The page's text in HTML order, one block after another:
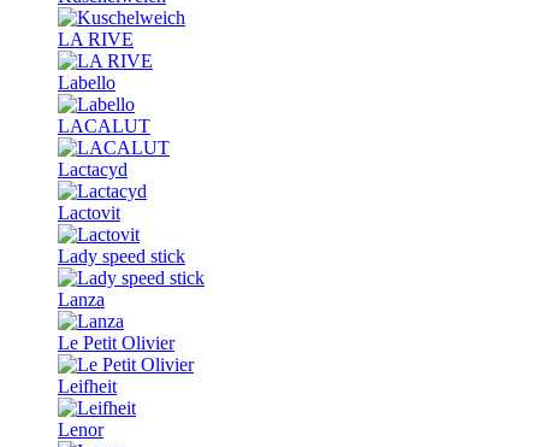
LA RIVE
Labello
LACALUT
Lactacyd
Lactovit
Lady speed stick
Lanza
Le Petit Olivier
Leifheit
Lenor